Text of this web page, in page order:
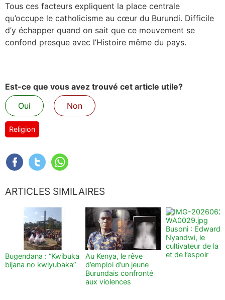
Tous ces facteurs expliquent la place centrale
qu’occupe le catholicisme au cœur du Burundi. Difficile
d’y échapper quand on sait que ce mouvement se
confond presque avec l’Histoire même du pays.
Est-ce que vous avez trouvé cet article utile?
Oui
Non
Religion
ARTICLES SIMILAIRES
Bugendana : “Kwibuka
bijana no kwiyubaka”
Au Kenya, le rêve
d’emploi d’un jeune
Burundais confronté
aux violences
Busoni : Edward
Nyandwi, le
cultivateur de la
et de l’espoir